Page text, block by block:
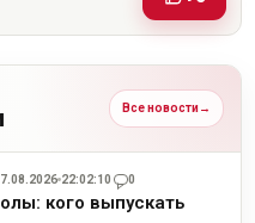
Все новости→
22:02:10 0
кого выпускать